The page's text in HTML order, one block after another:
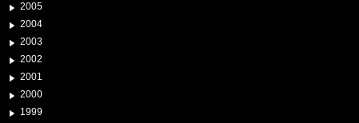
2005
2004
2003
2002
2001
2000
1999